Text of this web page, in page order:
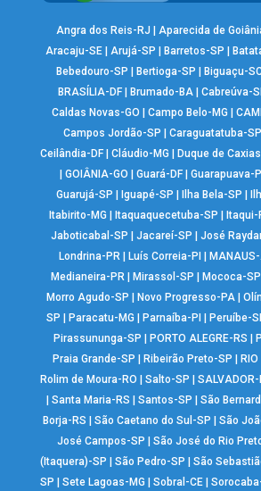
Angra dos Reis-RJ | Aparecida de
Aracaju-SE | Arujá-SP |Barretos-SP |
Bebedouro-SP |Bertioga-SP |Biguaçu-
BRASÍLIA-DF| Brumado-BA| Cabreúva-
Caldas Novas-GO |Campo Belo-MG |
Campos Jordão-SP | Caraguatatuba-SP
Ceilândia-DF| Cláudio-MG | Duque de
| GOIÂNIA-GO | Guará-DF| Guarapuava-
Guarujá-SP | Iguapé-SP | Ilha Bela-SP |
Itabirito-MG | Itaquaquecetuba-SP | Itaqui-
Jaboticabal-SP | Jacareí-SP | José
Londrina-PR | Luís Correia-PI |
Medianeira-PR |Mirassol-SP |Mococa-SP
Morro Agudo-SP |Novo Progresso-PA |
SP |Paracatu-MG |Parnaíba-PI |Peruíbe-
Pirassununga-SP |PORTO ALEGRE-RS |
Praia Grande-SP |Ribeirão Preto-SP |
Rolim de Moura-RO | Salto-SP |
|Santa Maria-RS |Santos-SP |São
Borja-RS |São Caetano do Sul-SP |São
José Campos-SP |São José do Rio
(Itaquera)-SP |São Pedro-SP |São
SP |Sete Lagoas-MG |Sobral-CE |